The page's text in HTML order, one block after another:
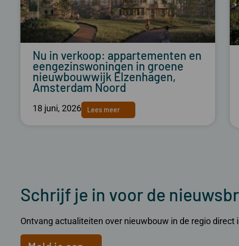
Nu in verkoop: appartementen en
eengezinswoningen in groene
nieuwbouwwijk Elzenhagen,
Amsterdam Noord
18 juni, 2026 Lees meer
Schrijf je in voor de
Ontvang actualiteiten over nieuwbouw in de regio direct